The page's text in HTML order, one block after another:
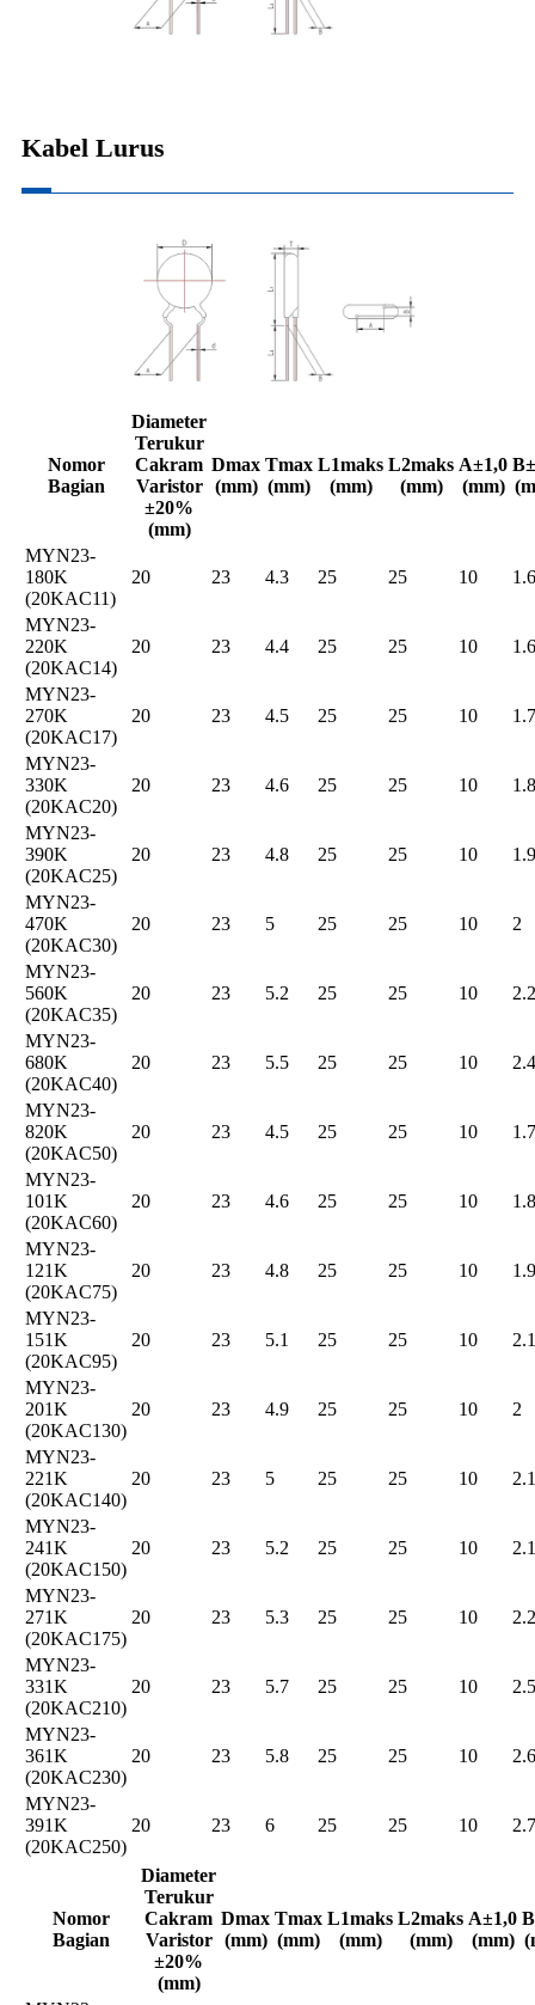
Kabel Lurus
Nomor
Bagian
Diameter
Terukur
Cakram
Varistor
±20%
(mm)
Dmax
(mm)
Tmax
(mm)
L1maks
(mm)
L2maks
(mm)
A±1,0
(mm)
MYN23-
180K
(20KAC11)
20 23 4.3 25 25 10 1.6
MYN23-
220K
(20KAC14)
20 23 4.4 25 25 10 1.6
MYN23-
270K
(20KAC17)
20 23 4.5 25 25 10 1.7
MYN23-
330K
(20KAC20)
20 23 4.6 25 25 10 1.8
MYN23-
390K
(20KAC25)
20 23 4.8 25 25 10 1.9
MYN23-
470K
(20KAC30)
20 23 5 25 25 10 2
MYN23-
560K
(20KAC35)
20 23 5.2 25 25 10 2.2
MYN23-
680K
(20KAC40)
20 23 5.5 25 25 10 2.4
MYN23-
820K
(20KAC50)
20 23 4.5 25 25 10 1.7
MYN23-
101K
(20KAC60)
20 23 4.6 25 25 10 1.8
MYN23-
121K
(20KAC75)
20 23 4.8 25 25 10 1.9
MYN23-
151K
(20KAC95)
20 23 5.1 25 25 10 2.1
MYN23-
201K
(20KAC130)
20 23 4.9 25 25 10 2
MYN23-
221K
(20KAC140)
20 23 5 25 25 10 2.1
MYN23-
241K
(20KAC150)
20 23 5.2 25 25 10 2.1
MYN23-
271K
(20KAC175)
20 23 5.3 25 25 10 2.2
MYN23-
331K
(20KAC210)
20 23 5.7 25 25 10 2.5
MYN23-
361K
(20KAC230)
20 23 5.8 25 25 10 2.6
MYN23-
391K
(20KAC250)
20 23 6 25 25 10 2.7
Nomor
Bagian
Diameter
Terukur
Cakram
Varistor
±20%
(mm)
Dmax
(mm)
Tmax
(mm)
L1maks
(mm)
L2maks
(mm)
A±1,0
(mm)